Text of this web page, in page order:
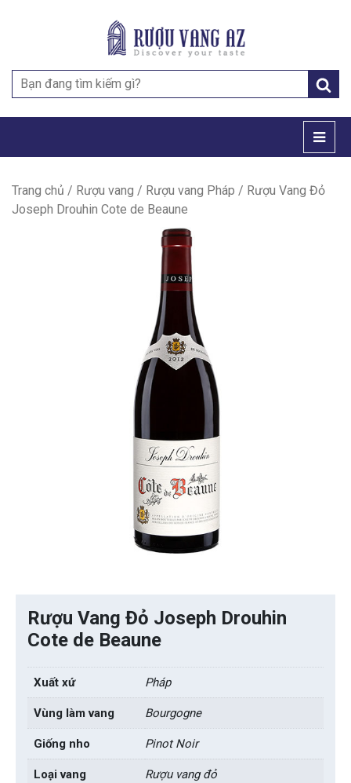
Search
for:
Trang chủ / Rượu vang / Rượu vang Pháp / Rượu Vang Đỏ
Joseph Drouhin Cote de Beaune
Rượu Vang Đỏ Joseph Drouhin
Cote de Beaune
Xuất xứ Pháp
Vùng làm vang Bourgogne
Giống nho Pinot Noir
Loại vang Rượu vang đỏ